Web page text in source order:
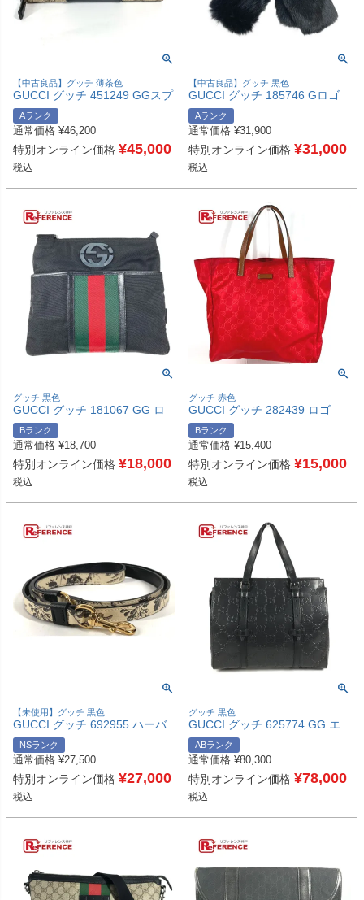
【中古良品】グッチ 薄茶色
GUCCI グッチ 451249 GGスプ
リーム ロングウォレット ラウ
ンドファスナー 長財布 PVC/レ
ザー レディース ベージュ 【中
古】
Aランク
通常価格 ¥46,200
特別オンライン価格 ¥45,000
税込
【中古良品】グッチ 黒色
GUCCI グッチ 185746 Gロゴ
ファー ティペット マフラー ユ
ニセックス ブラック 【中古】
Aランク
通常価格 ¥31,900
特別オンライン価格 ¥31,000
税込
グッチ 黒色
GUCCI グッチ 181067 GG ロ
ゴ カバン 斜め掛け ショルダー
バッグ ナイロン ユニセックス
ブラック 【中古】
Bランク
通常価格 ¥18,700
特別オンライン価格 ¥18,000
税込
グッチ 赤色
GUCCI グッチ 282439 ロゴ
GG カバン 肩掛け トートバッ
グ ショルダーバッグ レザー/ナ
イロン ユニセックス レッド
【中古】
Bランク
通常価格 ¥15,400
特別オンライン価格 ¥15,000
税込
【未使用】グッチ 黒色
GUCCI グッチ 692955 ハーバ
リウム エクストラ スモール ペ
ット リード ペット 犬 ドッグ
DOG リード レザー ユニセック
ス ブラック 未使用 【中古】
NSランク
通常価格 ¥27,500
特別オンライン価格 ¥27,000
税込
グッチ 黒色
GUCCI グッチ 625774 GG エ
ンボス ロゴ カバン トートバッ
グ 肩掛け ショルダーバッグ レ
ザー ユニセックス ブラック
【中古】
ABランク
通常価格 ¥80,300
特別オンライン価格 ¥78,000
税込